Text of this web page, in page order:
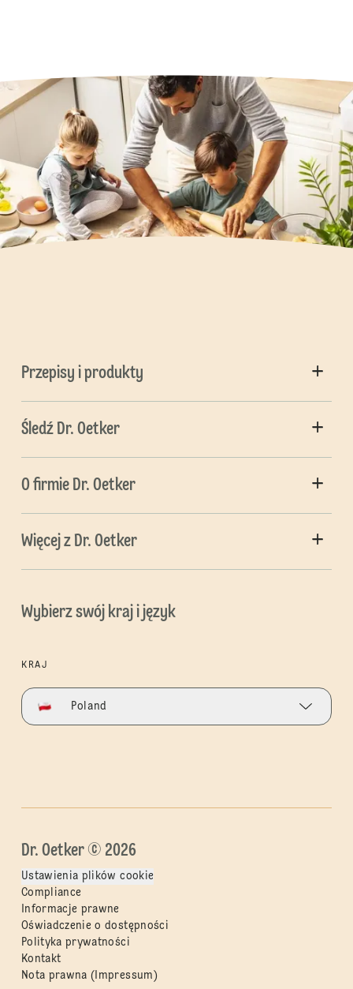
Przepisy i produkty
Śledź Dr. Oetker
O firmie Dr. Oetker
Więcej z Dr. Oetker
Wybierz swój kraj i język
KRAJ
Poland
Dr. Oetker © 2026
Ustawienia plików cookie
Compliance
Informacje prawne
Oświadczenie o dostępności
Polityka prywatności
Kontakt
Nota prawna (Impressum)